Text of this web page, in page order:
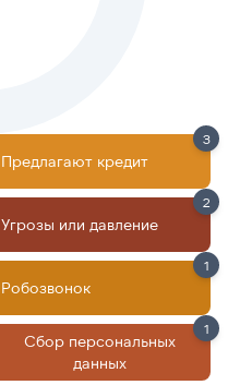
Предлагают кредит
3
Угрозы или давление
2
Робозвонок
1
Сбор персональных
данных
1